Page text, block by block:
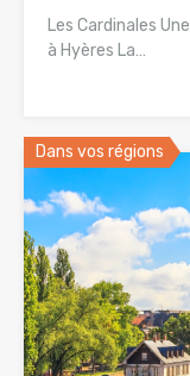
Les Cardinales
à Hyères La…
Dans vos régions